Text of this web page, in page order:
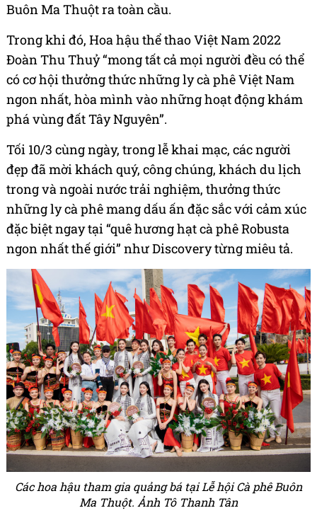
Buôn Ma Thuột ra toàn cầu.
Trong khi đó, Hoa hậu thể thao Việt Nam 2022
Đoàn Thu Thuỷ “mong tất cả mọi người đều có thể
có cơ hội thưởng thức những ly cà phê Việt Nam
ngon nhất, hòa mình vào những hoạt động khám
phá vùng đất Tây Nguyên”.
Tối 10/3 cùng ngày, trong lễ khai mạc, các người
đẹp đã mời khách quý, công chúng, khách du lịch
trong và ngoài nước trải nghiệm, thưởng thức
những ly cà phê mang dấu ấn đặc sắc với cảm xúc
đặc biệt ngay tại “quê hương hạt cà phê Robusta
ngon nhất thế giới” như Discovery từng miêu tả.
Các hoa hậu tham gia quảng bá tại Lễ hội Cà phê Buôn
Ma Thuột. Ảnh Tô Thanh Tân